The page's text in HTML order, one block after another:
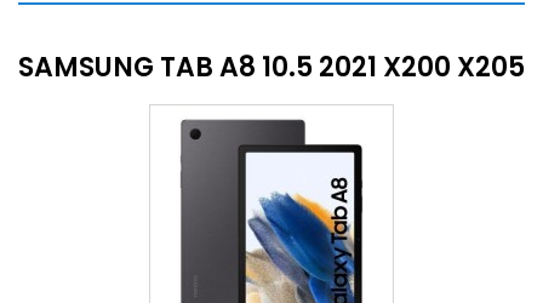
SAMSUNG TAB A8 10.5 2021 X200 X205